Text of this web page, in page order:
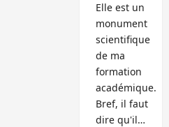
Elle est un
monument
scientifique
de ma
formation
académique.
Bref, il faut
dire qu'il…